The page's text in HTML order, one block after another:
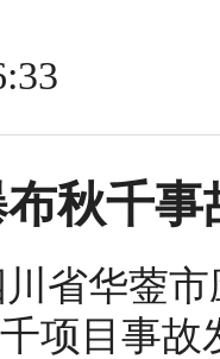
布秋千
省华蓥
项目事